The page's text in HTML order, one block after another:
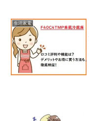
生活家電